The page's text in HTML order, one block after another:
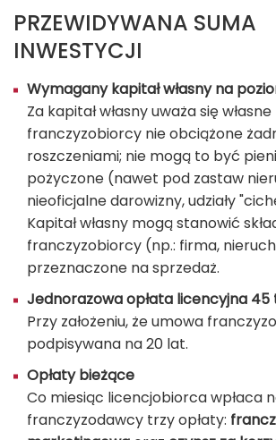
PRZEWIDYWANA SUMA
INWESTYCJI
Wymagany kapitał własny na
Za kapitał własny uważa się
franczyzobiorcy nie obciążone
roszczeniami; nie mogą to być
pożyczone (nawet pod zastaw
nieoficjalne darowizny, udziały
Kapitał własny mogą stanowić
franczyzobiorcy (np.: firma,
przeznaczone na sprzedaż.
Jednorazowa opłata licencyjna 45
Przy założeniu, że umowa
podpisywana na 20 lat.
Opłaty bieżące
Co miesiąc licencjobiorca wpłaca
franczyzodawcy trzy opłaty: